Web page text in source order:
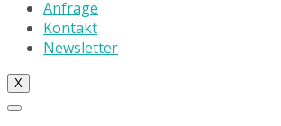
Anfrage
Kontakt
Newsletter
X